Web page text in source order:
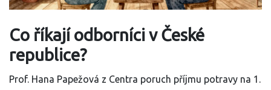
Co říkají odborníci v České
republice?
Prof. Hana Papežová z Centra poruch příjmu potravy na 1.